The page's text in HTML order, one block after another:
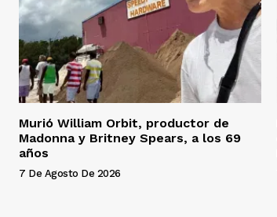
Murió William Orbit, productor de
Madonna y Britney Spears, a los 69
años
7 De Agosto De 2026